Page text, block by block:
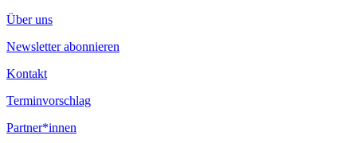
Über uns
Newsletter abonnieren
Kontakt
Terminvorschlag
Partner*innen